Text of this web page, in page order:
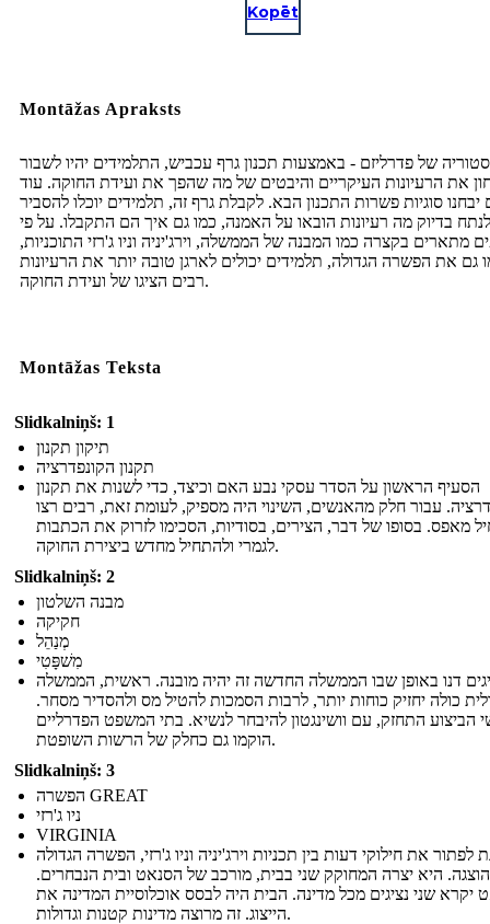
Kopēt
Montāžas Apraksts
של פדרליזם - באמצעות תכנון גרף עכביש, התלמידים יהיו לשבור
את הרעיונות העיקריים והיבטים של מה שהפך את ועידת החוקה. עוד
יבחנו סוגיות פשרות התכנון הבא. לקבלת גרף זה, תלמידים יוכלו להסביר
בדיוק מה רעיונות הובאו על האמנה, כמו גם איך הם התקבלו. על פי
מתארים בקצרה כמו המבנה של הממשלה, וירג'יניה וניו ג'רזי התוכניות,
גם את הפשרה הגדולה, תלמידים יכולים לארגן טובה יותר את הרעיונות
רבים הציגו של ועידת החוקה.
Montāžas Teksta
Slidkalniņš: 1
תיקון תקנון
תקנון הקונפדרציה
הסעיף הראשון על הסדר עסקי נבע האם וכיצד, כדי לשנות את תקנון
עבור חלק מהאנשים, השינוי היה מספיק, לעומת זאת, רבים רצו
מאפס. בסופו של דבר, הצירים, בסודיות, הסכימו לזרוק את הכתבות
לגמרי ולהתחיל מחדש ביצירת החוקה.
Slidkalniņš: 2
מבנה השלטון
חקיקה
מְנַהֵל
מִשׁפָּטִי
דנו באופן שבו הממשלה החדשה זה יהיה מובנה. ראשית, הממשלה
כולה יחזיק כוחות יותר, לרבות הסמכות להטיל מס ולהסדיר מסחר.
הביצוע התחזק, עם וושינגטון להיבחר לנשיא. בתי המשפט הפדרליים
הוקמו גם כחלק של הרשות השופטת.
Slidkalniņš: 3
הפשרה GREAT
ניו ג'רזי
VIRGINIA
לפתור את חילוקי דעות בין תכניות וירג'יניה וניו ג'רזי, הפשרה הגדולה
הוצגה. היא יצרה המחוקק שני בבית, מורכב של הסנאט ובית הנבחרים.
יקרא שני נציגים מכל מדינה. הבית היה לבסס אוכלוסיית המדינה את
הייצוג. זה מרוצה מדינות קטנות וגדולות.